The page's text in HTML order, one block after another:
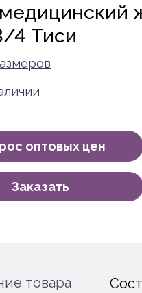
4 Тиси
оптовых цен
Заказать
товара